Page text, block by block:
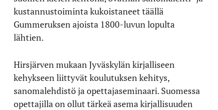
kustannustoiminta kukoistaneet täällä
Gummeruksen ajoista 1800-luvun lopulta
lähtien.
Hirsjärven mukaan Jyväskylän kirjalliseen
kehykseen liittyvät koulutuksen kehitys,
sanomalehdistö ja opettajaseminaari. Suomessa
opettajilla on ollut tärkeä asema kirjallisuuden